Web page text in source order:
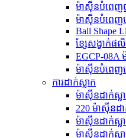
ម៉ាស៊ីនបំពេញថ្
ម៉ាស៊ីនបំពេញ
Ball Shape
ខ្សែសង្វាក់ផ
EGCP-08A
ម៉ាស៊ីនបំពេញ
ការដាក់ស្លាក
ម៉ាស៊ីនដាក់ស្
220 ម៉ាស៊ីនដា
ម៉ាស៊ីនដាក់ស្ល
ម៉ាស៊ីនដាក់ស្លា